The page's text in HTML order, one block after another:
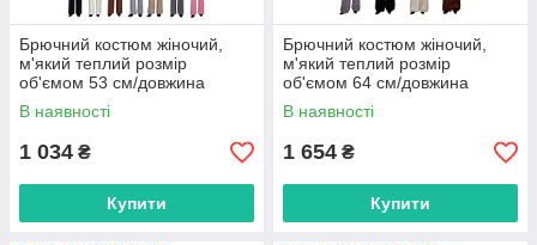
Брючний костюм жіночий,
м'який теплий розмір
об'ємом 53 см/довжина
штанів 105 см (4цв) "BETSY"
недорого від прямого
постачальника
В наявності
1 034 ₴
Купити
Брючний костюм жіночий,
м'який теплий розмір
об'ємом 64 см/довжина
штанів 105 см (4 кв) "BETSY"
недорого від прямого
постачальника
В наявності
1 654 ₴
Купити